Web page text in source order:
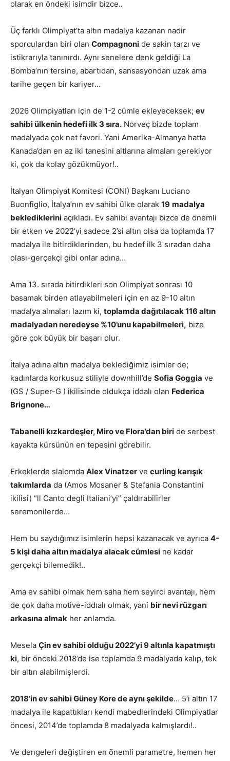
olarak en öndeki isimdir bizce..
Üç farklı Olimpiyat’ta altın madalya kazanan nadir
sporculardan biri olan Compagnoni de sakin tarzı ve
istikrarıyla tanınırdı. Aynı senelere denk geldiği La
Bomba’nın tersine, abartıdan, sansasyondan uzak ama
tarihe geçen bir kariyer…
2026 Olimpiyatları için de 1-2 cümle ekleyeceksek; ev
sahibi ülkenin hedefi ilk 3 sıra. Norveç bizde toplam
madalyada çok net favori. Yani Amerika-Almanya hatta
Kanada’dan en az iki tanesini altlarına almaları gerekiyor
ki, çok da kolay gözükmüyor!..
İtalyan Olimpiyat Komitesi (CONI) Başkanı Luciano
Buonfiglio, İtalya’nın ev sahibi ülke olarak 19 madalya
beklediklerini açıkladı. Ev sahibi avantajı bizce de önemli
bir etken ve 2022’yi sadece 2’si altın olsa da toplamda 17
madalya ile bitirdiklerinden, bu hedef ilk 3 sıradan daha
olası-gerçekçi gibi onlar adına…
Ama 13. sırada bitirdikleri son Olimpiyat sonrası 10
basamak birden atlayabilmeleri için en az 9-10 altın
madalya almaları lazım ki, toplamda dağıtılacak 116 altın
madalyadan neredeyse %10’unu kapabilmeleri, bize
göre çok büyük bir başarı olur.
İtalya adına altın madalya beklediğimiz isimler de;
kadınlarda korkusuz stiliyle downhill’de Sofia Goggia ve
(GS / Super-G ) ikilisinde oldukça iddalı olan Federica
Brignone…
Tabanelli kızkardeşler, Miro ve Flora’dan biri de serbest
kayakta kürsünün en tepesini görebilir.
Erkeklerde slalomda Alex Vinatzer ve curling karışık
takımlarda da (Amos Mosaner & Stefania Constantini
ikilisi) “ll Canto degli Italiani’yi” çaldırabilirler
seremonilerde…
Hem bu saydığımız isimlerin hepsi kazanacak ve ayrıca 4-
5 kişi daha altın madalya alacak cümlesi ne kadar
gerçekçi bilemedik!..
Ama ev sahibi olmak hem saha hem seyirci avantajı, hem
de çok daha motive-iddıalı olmak, yani bir nevi rüzgarı
arkasına almak her anlamda.
Mesela Çin ev sahibi olduğu 2022’yi 9 altınla kapatmıştı
ki, bir önceki 2018’de ise toplamda 9 madalyada kalıp, tek
bir altın alabilmişlerdi.
2018’in ev sahibi Güney Kore de aynı şekilde… 5’i altın 17
madalya ile kapattıkları kendi mabedlerindeki Olimpiyatlar
öncesi, 2014’de toplamda 8 madalyada kalmışlardı!..
Ve dengeleri değiştiren en önemli parametre, hemen her